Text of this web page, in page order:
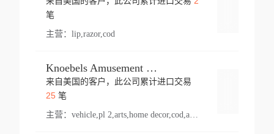
笔
主营： lip,razor,cod
Knoebels Amusement Resort
来自美国的客户，此公司累计进口交易
25笔
主营： vehicle,pl 2,arts,home decor,cod,amusement ride,sea